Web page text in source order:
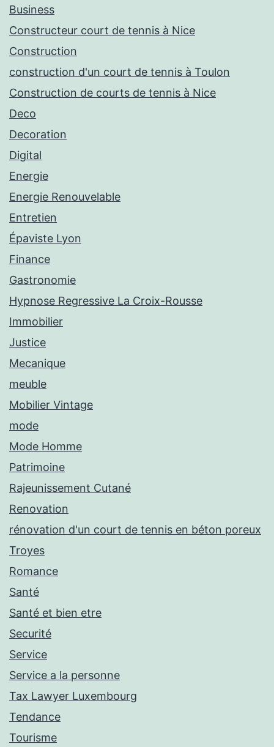
Business
Constructeur court de tennis à Nice
Construction
construction d'un court de tennis à Toulon
Construction de courts de tennis à Nice
Deco
Decoration
Digital
Energie
Energie Renouvelable
Entretien
Épaviste Lyon
Finance
Gastronomie
Hypnose Regressive La Croix-Rousse
Immobilier
Justice
Mecanique
meuble
Mobilier Vintage
mode
Mode Homme
Patrimoine
Rajeunissement Cutané
Renovation
rénovation d'un court de tennis en béton poreux
Troyes
Romance
Santé
Santé et bien etre
Securité
Service
Service a la personne
Tax Lawyer Luxembourg
Tendance
Tourisme